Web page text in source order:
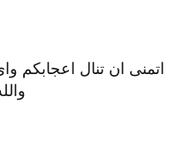
اتمنى ان تنال اعجابكم